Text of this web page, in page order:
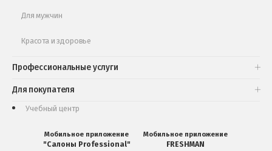
Для мужчин
Красота и здоровье
Профессиональные услуги
Для покупателя
Учебный центр
Мобильное приложение
"Салоны Professional"
Мобильное приложение
FRESHMAN